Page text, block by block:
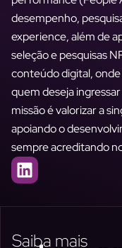
desempenho,
experience, além de
seleção e pesquisas
conteúdo digital,
quem deseja
missão é valorizar a
apoiando o
sempre acreditando
L
i
e
Saiba mais